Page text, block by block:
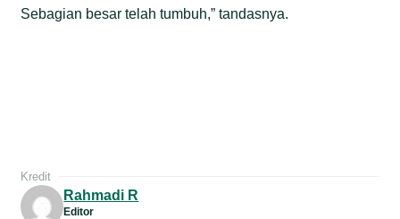
Sebagian besar telah tumbuh,” tandasnya.
Kredit
Rahmadi R
Editor